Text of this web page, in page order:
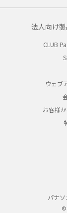
法人向け
CLUB
ウェブ
お客様
パナ
©